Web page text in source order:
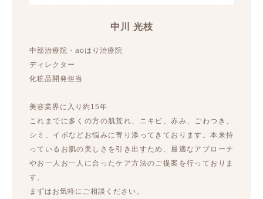
中川 光枝
中部治療院・aoはり治療院
ディレクター
化粧品開発担当
美容業界に入り約15年
これまでに多くの方の肌荒れ、ニキビ、赤み、ごわつき、
シミ、イボなどお悩みに寄り添ってきております。本来持
っているお肌の美しさを引き出すため、最適なアプローチ
やお一人お一人に合ったケア方法のご提案を行っておりま
す。
まずはお気軽にご相談ください。